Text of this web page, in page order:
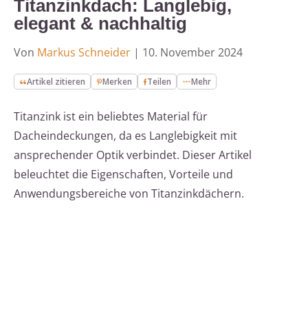
Titanzinkdach: Langlebig,
elegant & nachhaltig
Von Markus Schneider | 10. November 2024
Artikel zitieren Merken Teilen Mehr
Titanzink ist ein beliebtes Material für
Dacheindeckungen, da es Langlebigkeit mit
ansprechender Optik verbindet. Dieser Artikel
beleuchtet die Eigenschaften, Vorteile und
Anwendungsbereiche von Titanzinkdächern.